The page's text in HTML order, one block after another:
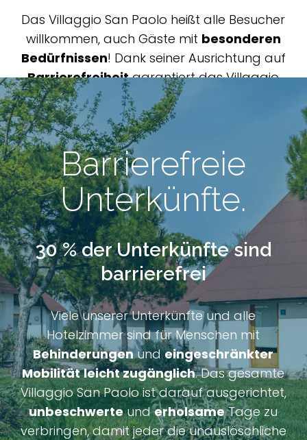
Das Villaggio San Paolo heißt alle Besucher
willkommen, auch Gäste mit besonderen
Bedürfnissen! Dank seiner Ausrichtung auf
Barrierefreiheitgarantiert das Villaggio
allen Gästen einenruhigen
behindertengerechten Urlaub
Barrierefreie
Unterkünfte.
30 % der Unterkünfte sind
barrierefrei
Viele unserer Unterkünfte und alle
Hotelzimmer sind für Menschen mit
Behinderungenundeingeschränkter
Mobilität leicht zugänglich. Das gesamte
Villaggio San Paolo ist darauf ausgerichtet,
unbeschwerteunderholsameTage zu
verbringen, damit jeder die unauslöschliche